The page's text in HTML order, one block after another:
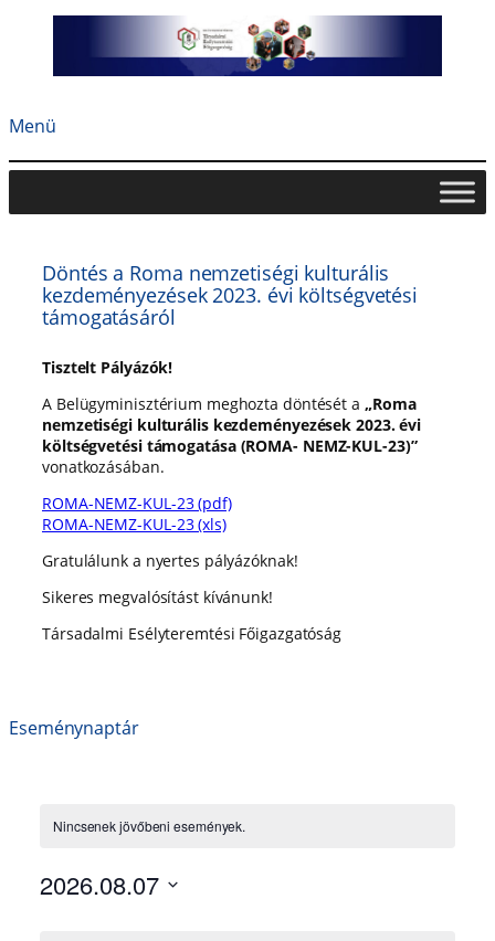
Menü
Döntés a Roma nemzetiségi kulturális
kezdeményezések 2023. évi költségvetési
támogatásáról
Tisztelt Pályázók!
A Belügyminisztérium meghozta döntését a „Roma
nemzetiségi kulturális kezdeményezések 2023. évi
költségvetési támogatása(ROMA- NEMZ-KUL-23)”
vonatkozásában.
ROMA-NEMZ-KUL-23 (pdf)
ROMA-NEMZ-KUL-23 (xls)
Gratulálunk a nyertes pályázóknak!
Sikeres megvalósítást kívánunk!
Társadalmi Esélyteremtési Főigazgatóság
Eseménynaptár